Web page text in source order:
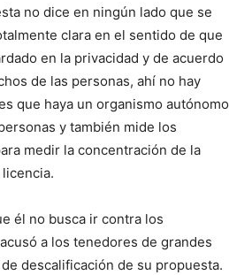
no dice en ningún lado que se
clara en el sentido de que
en la privacidad y de acuerdo
de las personas, ahí no hay
que haya un organismo autónomo
y también mide los
medir la concentración de la
él no busca ir contra los
a los tenedores de grandes
descalificación de su propuesta.